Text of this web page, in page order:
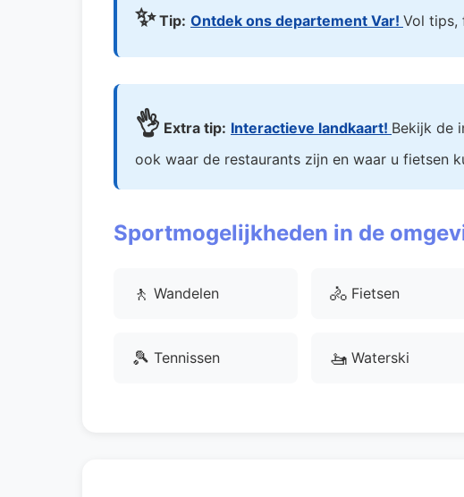
✨Tip: Ontdek ons departement Var! Vol tips,
👌 Extra tip: Interactieve landkaart! Bekijk de
ook waar de restaurants zijn en waar u fietsen
Sportmogelijkheden in de
🚶 Wandelen 🚴 Fietsen
🎾 Tennissen 🚤 Waterski